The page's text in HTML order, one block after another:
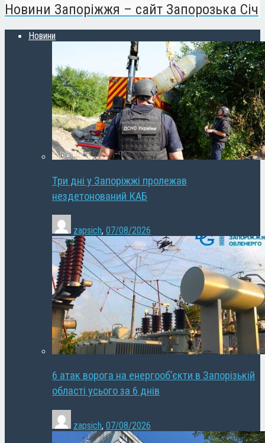
Новини Запоріжжя – сайт Запорозька Січ
Новини
Три дні у Запоріжжі пролежав
нездетонований КАБ
zapsich, 07/08/2026
6 атак ворога на енергооб’єкти в Запорізькій
області усього за 6 днів
zapsich, 07/08/2026